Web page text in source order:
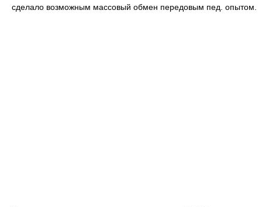
сделало возможным массовый обмен передовым пед. опытом.